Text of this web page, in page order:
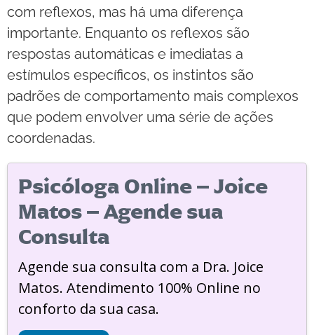
com reflexos, mas há uma diferença
importante. Enquanto os reflexos são
respostas automáticas e imediatas a
estímulos específicos, os instintos são
padrões de comportamento mais complexos
que podem envolver uma série de ações
coordenadas.
Psicóloga Online – Joice
Matos – Agende sua
Consulta
Agende sua consulta com a Dra. Joice
Matos. Atendimento 100% Online no
conforto da sua casa.